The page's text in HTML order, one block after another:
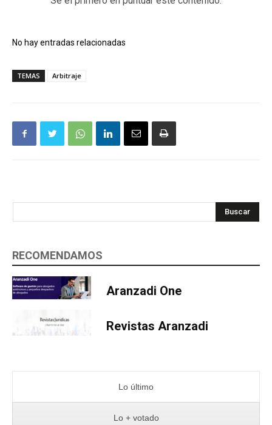
No hay entradas relacionadas
TEMAS Arbitraje
Buscar
RECOMENDAMOS
Aranzadi One
Revistas Aranzadi
Lo último
Lo + votado